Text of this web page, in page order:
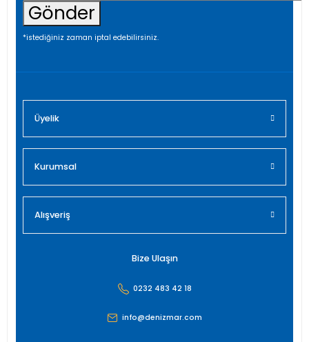
Ürün bilgilerinde hatalar bulunuyor.
Ürün fiyatı diğer sitelerden daha pahalı.
Gönder
Gönder
*istediğiniz zaman iptal edebilirsiniz.
Üyelik
Kurumsal
Alışveriş
Bize Ulaşın
0232 483 42 18
info@denizmar.com